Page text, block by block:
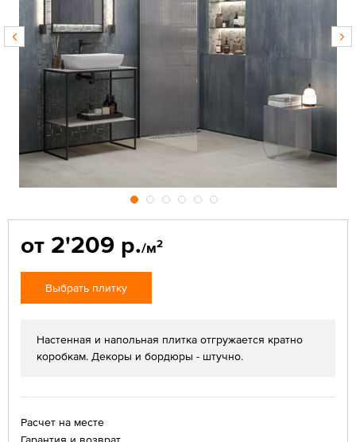
от 2'209 р./м2
Выбрать плитку
Настенная и напольная плитка отгружается кратно
коробкам. Декоры и бордюры - штучно.
Расчет на месте